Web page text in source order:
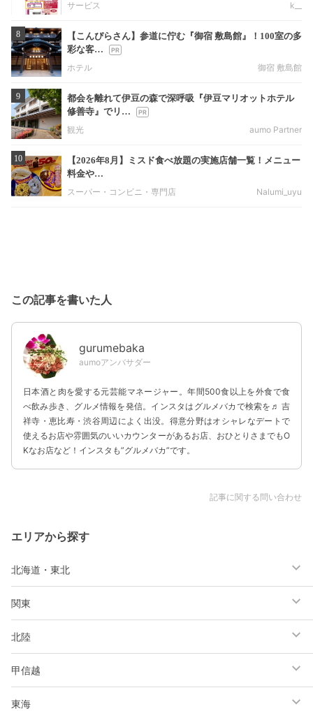
サービス
k__
8
【こんぴらさん】参道に佇む『御宿 敷島館』！100室の多
彩な客…
ホテル
御宿 敷島館
9
都会を離れて伊豆の森で深呼吸『伊豆マリオットホテル
修善寺』でリ…
観光
aumo Partner
10
【2026年8月】ミスド食べ放題の実施店舗一覧！メニュー
料金や…
スーパー・コンビニ・専門店
Nalumi_uyu
この記事を書いた人
gurumebaka
aumoアンバサダー
日本酒と肉を愛する元芸能マネージャー。年間500食以上を外食で食
べ飲み歩き、グルメ情報を発信。インスタはグルメバカで検索を♬ 吉
祥寺・恵比寿・渋谷周辺によく出没。得意分野はオシャレなデートで
使えるお店や雰囲気のいいカウンターがあるお店、おひとりさまでもO
Kなお店など！インスタも”グルメバカ”です。
記事に関する問い合わせ
エリアから探す
北海道・東北
関東
北陸
甲信越
東海